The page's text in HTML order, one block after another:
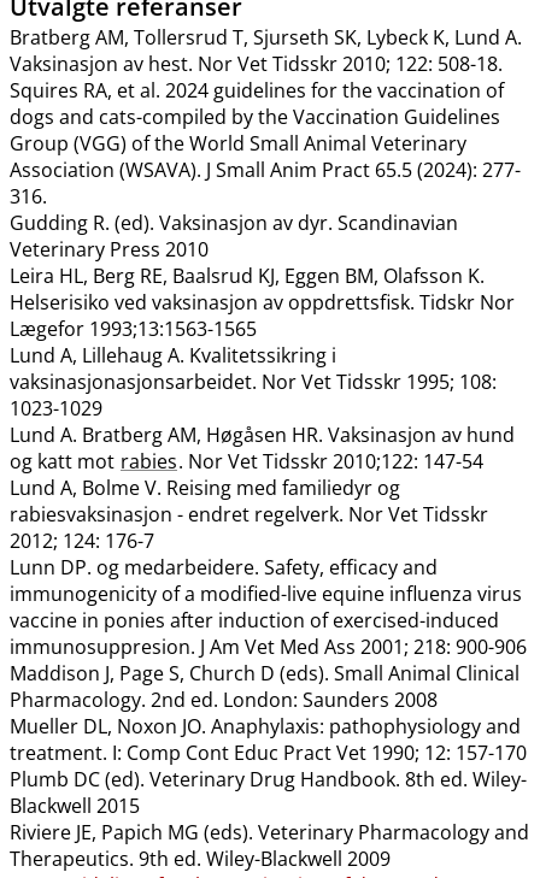
Utvalgte referanser
Bratberg AM, Tollersrud T, Sjurseth SK, Lybeck K, Lund A.
Vaksinasjon av hest. Nor Vet Tidsskr 2010; 122: 508-18.
Squires RA, et al. 2024 guidelines for the vaccination of
dogs and cats-compiled by the Vaccination Guidelines
Group (VGG) of the World Small Animal Veterinary
Association (WSAVA). J Small Anim Pract 65.5 (2024): 277-
316.
Gudding R. (ed). Vaksinasjon av dyr. Scandinavian
Veterinary Press 2010
Leira HL, Berg RE, Baalsrud KJ, Eggen BM, Olafsson K.
Helserisiko ved vaksinasjon av oppdrettsfisk. Tidskr Nor
Lægefor 1993;13:1563-1565
Lund A, Lillehaug A. Kvalitetssikring i
vaksinasjonasjonsarbeidet. Nor Vet Tidsskr 1995; 108:
1023-1029
Lund A. Bratberg AM, Høgåsen HR. Vaksinasjon av hund
og katt mot rabies. Nor Vet Tidsskr 2010;122: 147-54
Lund A, Bolme V. Reising med familiedyr og
rabiesvaksinasjon - endret regelverk. Nor Vet Tidsskr
2012; 124: 176-7
Lunn DP. og medarbeidere. Safety, efficacy and
immunogenicity of a modified-live equine influenza virus
vaccine in ponies after induction of exercised-induced
immunosuppresion. J Am Vet Med Ass 2001; 218: 900-906
Maddison J, Page S, Church D (eds). Small Animal Clinical
Pharmacology. 2nd ed. London: Saunders 2008
Mueller DL, Noxon JO. Anaphylaxis: pathophysiology and
treatment. I: Comp Cont Educ Pract Vet 1990; 12: 157-170
Plumb DC (ed). Veterinary Drug Handbook. 8th ed. Wiley-
Blackwell 2015
Riviere JE, Papich MG (eds). Veterinary Pharmacology and
Therapeutics. 9th ed. Wiley-Blackwell 2009